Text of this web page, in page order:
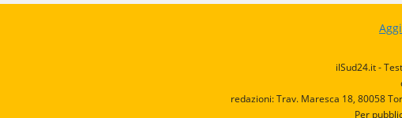
ilSud24.it -
redazioni: Trav. Maresca 18, 80058
Per